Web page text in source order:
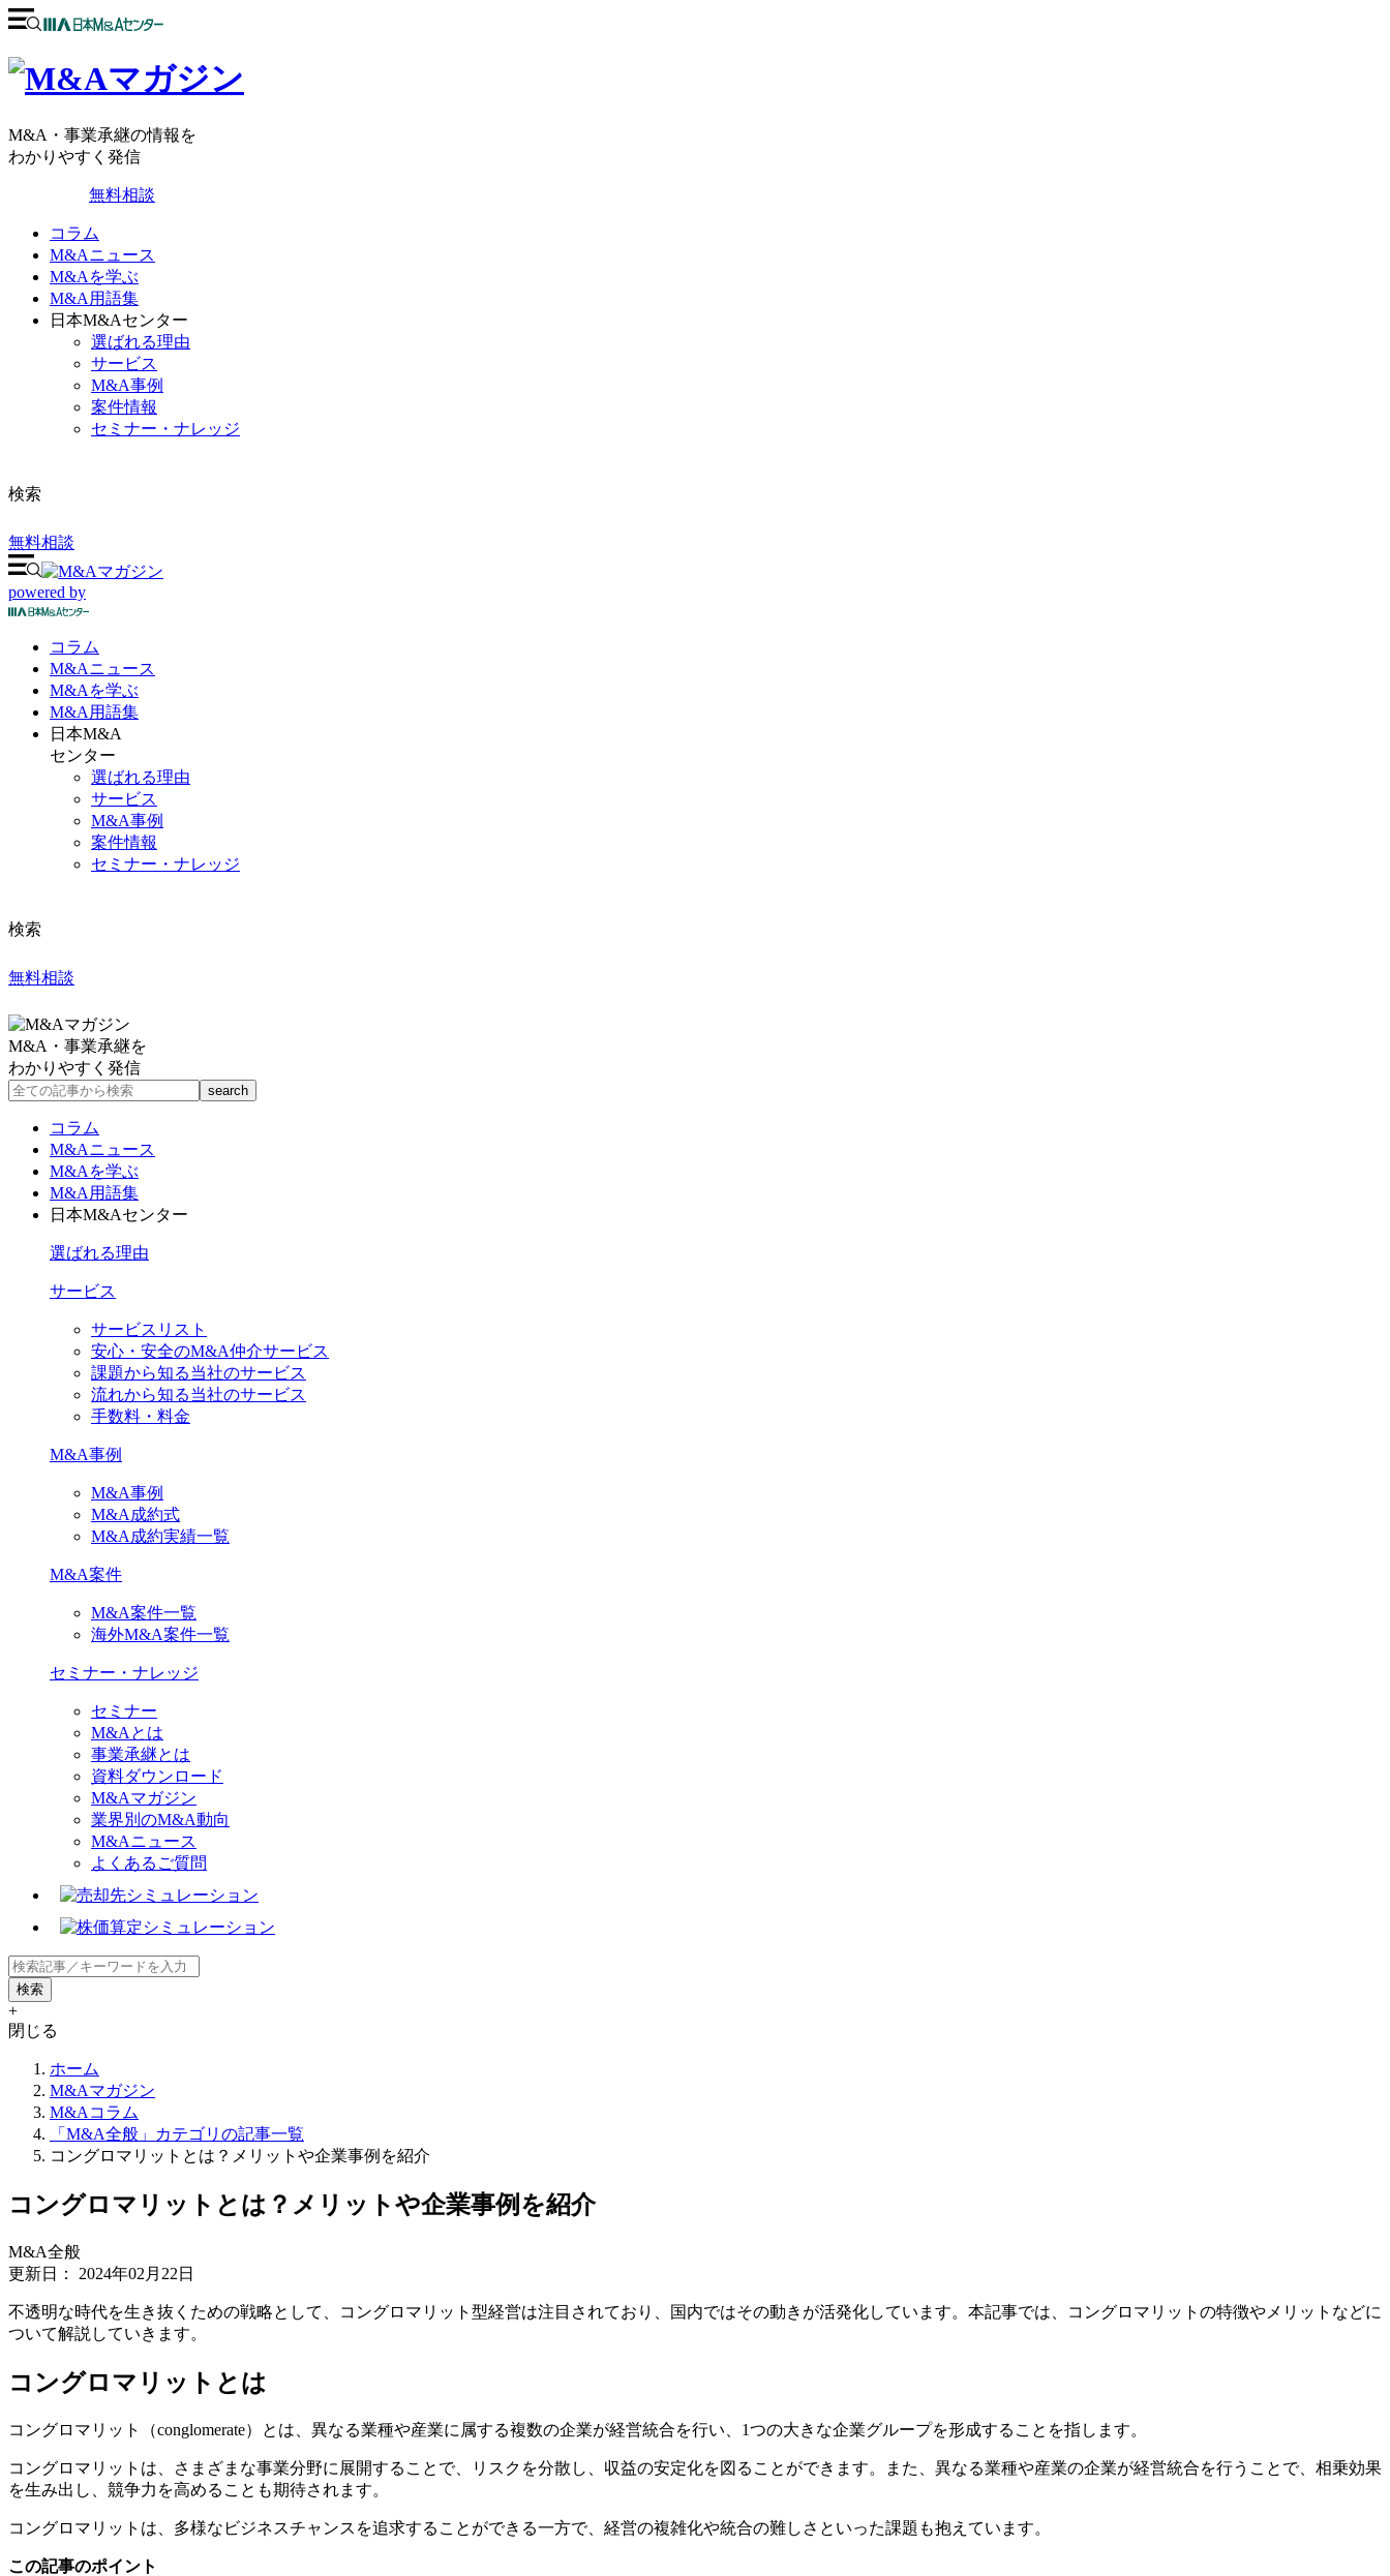
M&A・事業承継の情報を
わかりやすく発信
無料相談
コラム
M&Aニュース
M&Aを学ぶ
M&A用語集
日本M&Aセンター
選ばれる理由
サービス
M&A事例
案件情報
セミナー・ナレッジ
検索
無料相談
powered by
コラム
M&Aニュース
M&Aを学ぶ
M&A 用語集
日本M&A
センター
選ばれる理由
サービス
M&A事例
案件情報
セミナー・ナレッジ
検索
無料相談
M&A・事業承継を
わかりやすく発信
コラム
M&Aニュース
M&Aを学ぶ
M&A用語集
日本M&Aセンター
選ばれる理由
サービス
サービスリスト
安心・安全のM&A仲介サービス
課題から知る当社のサービス
流れから知る当社のサービス
手数料・料金
M&A事例
M&A事例
M&A成約式
M&A成約実績一覧
M&A案件
M&A案件一覧
海外M&A案件一覧
セミナー・ナレッジ
セミナー
M&Aとは
事業承継とは
資料ダウンロード
M&Aマガジン
業界別のM&A動向
M&Aニュース
よくあるご質問
+
閉じる
ホーム
M&Aマガジン
M&Aコラム
「M&A全般」カテゴリの記事一覧
コングロマリットとは？メリットや企業事例を紹介
コングロマリットとは？メリットや企業事例を紹介
M&A全般
更新日： 2024年02月22日
不透明な時代を生き抜くための戦略として、コングロマリット型経営は注目されており、国内ではその動きが活発化しています。本記事では、コングロマリットの特徴やメリットなどに
ついて解説していきます。
コングロマリットとは
コングロマリット（conglomerate）とは、異なる業種や産業に属する複数の企業が経営統合を行い、1つの大きな企業グループを形成することを指します。
コングロマリットは、さまざまな事業分野に展開することで、リスクを分散し、収益の安定化を図ることができます。また、異なる業種や産業の企業が経営統合を行うことで、相乗効果
を生み出し、競争力を高めることも期待されます。
コングロマリットは、多様なビジネスチャンスを追求することができる一方で、経営の複雑化や統合の難しさといった課題も抱えています。
この記事のポイント